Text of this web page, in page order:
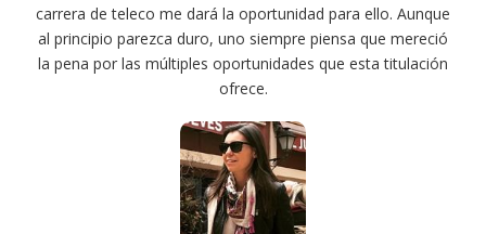
carrera de teleco me dará la oportunidad para ello. Aunque
al principio parezca duro, uno siempre piensa que mereció
la pena por las múltiples oportunidades que esta titulación
ofrece.